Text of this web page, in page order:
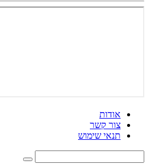
אודות
צור קשר
תנאי שימוש